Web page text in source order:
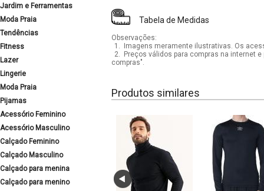
Jardim e Ferramentas
Moda Praia
Tendências
Fitness
Lazer
Lingerie
Moda Praia
Pijamas
Acessório Feminino
Acessório Masculino
Calçado Feminino
Calçado Masculino
Calçado para menina
Calçado para menino
Tabela de Medidas
Observações:
1.
Imagens meramente ilustrativas. Os
2.
Preços válidos para compras na internet
compras".
Produtos similares